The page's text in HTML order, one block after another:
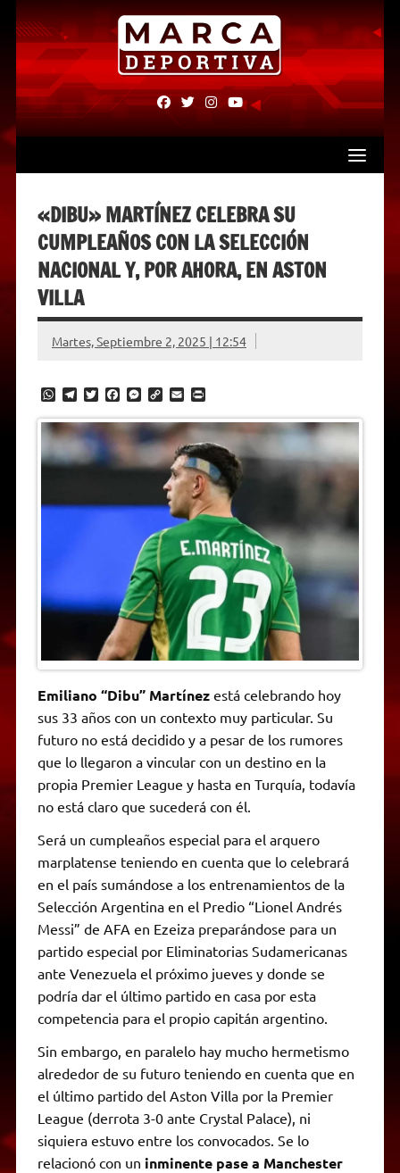
Skip
content
fab
fa-
fab
fa-
fab fab
«DIBU» MARTÍNEZ CELEBRA SU
CUMPLEAÑOS CON LA SELECCIÓN
NACIONAL Y, POR AHORA, EN ASTON
VILLA
Martes, Septiembre 2, 2025 | 12:54
W
a
t
s
A
T
l
e
g
r
T
i
t
t
e
F
c
e
b
o
M
s
s
e
n
r
C
p
y
L
i
n
k
E
a
i
l
P
i
n
t
F
r
e
n
d
l
y
Emiliano “Dibu” Martínezestá celebrando hoy
sus 33 años con un contexto muy particular. Su
futuro no está decidido y a pesar de los rumores
que lo llegaron a vincular con un destino en la
propia Premier League y hasta en Turquía, todavía
no está claro que sucederá con él.
Será un cumpleaños especial para el arquero
marplatense teniendo en cuenta que lo celebrará
en el país sumándose a los entrenamientos de la
Selección Argentina en el Predio “Lionel Andrés
Messi” de AFA en Ezeiza preparándose para un
partido especial por Eliminatorias Sudamericanas
ante Venezuela el próximo jueves y donde se
podría dar el último partido en casa por esta
competencia para el propio capitán argentino.
Sin embargo, en paralelo hay mucho hermetismo
alrededor de su futuro teniendo en cuenta que en
el último partido del Aston Villa por la Premier
League (derrota 3-0 ante Crystal Palace), ni
siquiera estuvo entre los convocados. Se lo
relacionó con un inminente pase a Manchester